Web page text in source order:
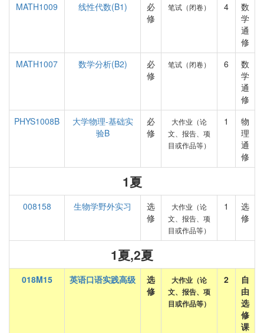
MATH1009
线性代数(B1)
必
修
笔试（闭卷） 4
数
学
通
修
MATH1007
数学分析(B2)
必
修
笔试（闭卷） 6
数
学
通
修
PHYS1008B
大学物理-基础实
验B
必
修
大作业（论
文、报告、项
目或作品等）
1
物
理
通
修
1夏
008158 生物学野外实习
选
修
大作业（论
文、报告、项
目或作品等）
1
选
修
1夏,2夏
018M15 英语口语实践高级
选
修
大作业（论
文、报告、项
目或作品等）
2
自
由
选
修
课